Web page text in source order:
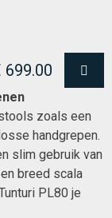
zoals een
handgrepen.
slim gebruik van
breed scala
PL80 je